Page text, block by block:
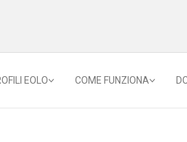
EOLO COME FUNZIONA